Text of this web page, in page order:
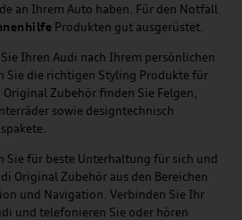
an Ihrem Auto haben. Für den Notfall
Produkten gut ausgerüstet.
Ihren Audi nach Ihrem persönlichen
Sie die richtigen Styling Produkte für
Zubehör finden Sie Felgen,
sowie designtechnisch
Sie für beste Unterhaltung für sich und
Original Zubehör aus den Bereichen
und Navigation. Verbinden Sie Ihr
und telefonieren Sie oder hören